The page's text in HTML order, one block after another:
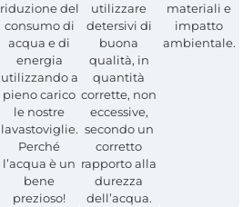
riduzione del
consumo di
acqua e di
energia
utilizzando a
pieno carico
le nostre
lavastoviglie.
Perché
l’acqua è un
bene
prezioso!
utilizzare
detersivi di
buona
qualità, in
quantità
corrette, non
eccessive,
secondo un
corretto
rapporto alla
durezza
dell’acqua.
materiali e
impatto
ambientale.